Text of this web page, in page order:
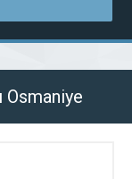
Osmaniye